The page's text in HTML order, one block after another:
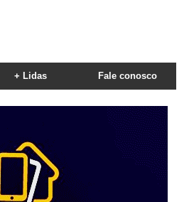
+ Lidas Fale conosco